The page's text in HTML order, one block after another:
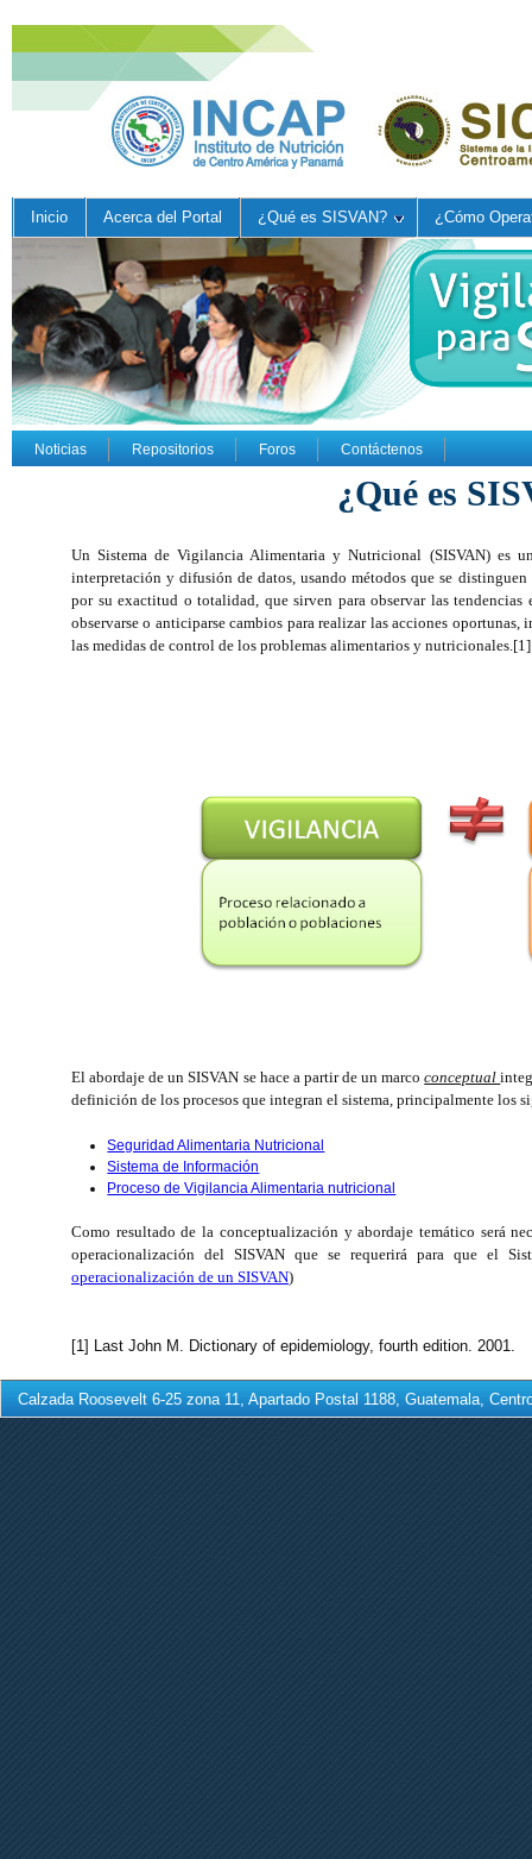
Inicio Acerca del Portal ¿Qué es SISVAN? ¿Cómo
Noticias Repositorios Foros Contáctenos
¿Qué es
Un Sistema de Vigilancia Alimentaria y Nutricional (SISVAN) es
interpretación y difusión de datos, usando métodos que se
por su exactitud o totalidad, que sirven para observar las
observarse o anticiparse cambios para realizar las acciones
las medidas de control de los problemas alimentarios y nutricionales.[1]
El abordaje de un SISVAN se hace a partir de un marcoconceptual
definición de los procesos que integran el sistema, principalmente los
Seguridad Alimentaria Nutricional
Sistema de Información
Proceso de Vigilancia Alimentaria nutricional
Como resultado de la conceptualización y abordaje temático será
operacionalización del SISVAN que se requerirá para que el
operacionalización de un SISVAN)
[1] Last John M. Dictionary of epidemiology, fourth edition. 2001.
Calzada Roosevelt 6-25 zona 11, Apartado Postal 1188, Guatemala,